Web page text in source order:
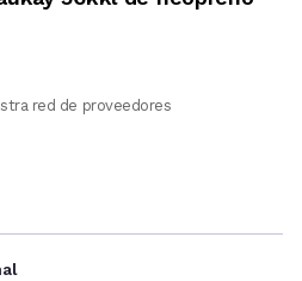
red de proveedores